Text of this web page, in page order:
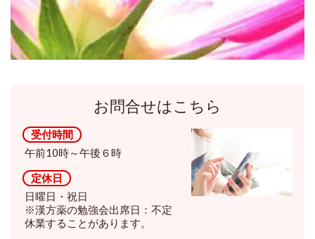
お問合せはこちら
受付時間
午前10時～午後６時
定休日
日曜日・祝日
※漢方薬の勉強会出席日：不定
休業することがあります。